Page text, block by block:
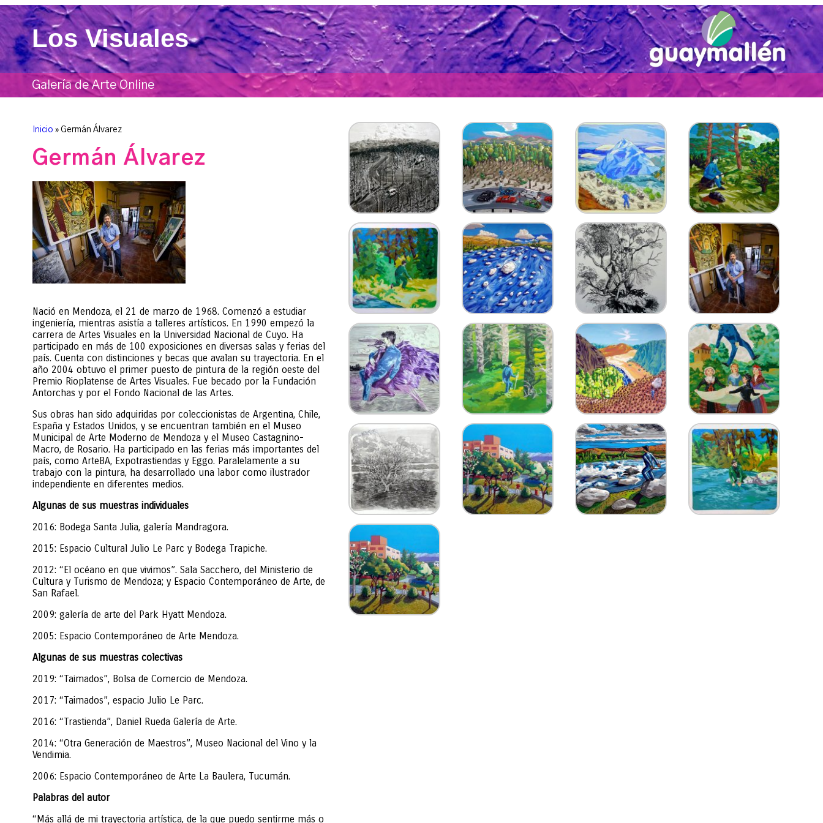
Los Visuales
Galería de Arte Online
Inicio » Germán Álvarez
Germán Álvarez
Nació en Mendoza, el 21 de marzo de 1968. Comenzó a estudiar
ingeniería, mientras asistía a talleres artísticos. En 1990 empezó la
carrera de Artes Visuales en la Universidad Nacional de Cuyo. Ha
participado en más de 100 exposiciones en diversas salas y ferias del
país. Cuenta con distinciones y becas que avalan su trayectoria. En el
año 2004 obtuvo el primer puesto de pintura de la región oeste del
Premio Rioplatense de Artes Visuales. Fue becado por la Fundación
Antorchas y por el Fondo Nacional de las Artes.
Sus obras han sido adquiridas por coleccionistas de Argentina, Chile,
España y Estados Unidos, y se encuentran también en el Museo
Municipal de Arte Moderno de Mendoza y el Museo Castagnino-
Macro, de Rosario. Ha participado en las ferias más importantes del
país, como ArteBA, Expotrastiendas y Eggo. Paralelamente a su
trabajo con la pintura, ha desarrollado una labor como ilustrador
independiente en diferentes medios.
Algunas de sus muestras individuales
2016: Bodega Santa Julia, galería Mandragora.
2015: Espacio Cultural Julio Le Parc y Bodega Trapiche.
2012: “El océano en que vivimos”. Sala Sacchero, del Ministerio de
Cultura y Turismo de Mendoza; y Espacio Contemporáneo de Arte, de
San Rafael.
2009: galería de arte del Park Hyatt Mendoza.
2005: Espacio Contemporáneo de Arte Mendoza.
Algunas de sus muestras colectivas
2019: “Taimados”, Bolsa de Comercio de Mendoza.
2017: “Taimados”, espacio Julio Le Parc.
2016: “Trastienda”, Daniel Rueda Galería de Arte.
2014: “Otra Generación de Maestros”, Museo Nacional del Vino y la
Vendimia.
2006: Espacio Contemporáneo de Arte La Baulera, Tucumán.
Palabras del autor
“Más allá de mi trayectoria artística, de la que puedo sentirme más o